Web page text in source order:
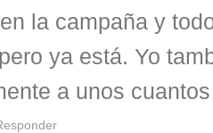
la campaña y
ya está. Yo
a unos